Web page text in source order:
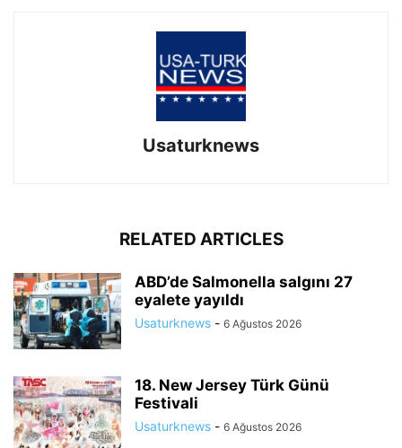
Usaturknews
RELATED ARTICLES
ABD’de Salmonella salgını 27
eyalete yayıldı
Usaturknews - 6 Ağustos 2026
18. New Jersey Türk Günü
Festivali
Usaturknews - 6 Ağustos 2026